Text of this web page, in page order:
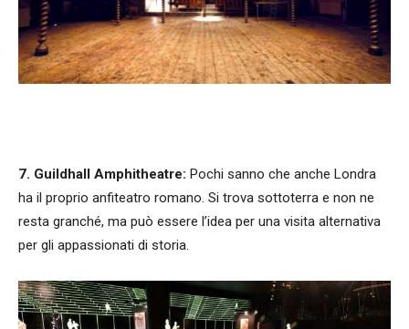
7. Guildhall Amphitheatre: Pochi sanno che anche Londra
ha il proprio anfiteatro romano. Si trova sottoterra e non ne
resta granché, ma può essere l’idea per una visita alternativa
per gli appassionati di storia.